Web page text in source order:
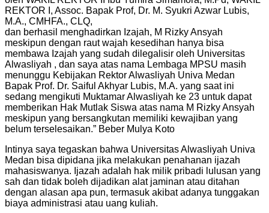
REKTOR I, Assoc. Bapak Prof, Dr. M. Syukri Azwar Lubis,
M.A., CMHFA., CLQ,
dan berhasil menghadirkan Izajah, M Rizky Ansyah
meskipun dengan raut wajah kesedihan hanya bisa
membawa Izajah yang sudah dilegalisir oleh Universitas
Alwasliyah , dan saya atas nama Lembaga MPSU masih
menunggu Kebijakan Rektor Alwasliyah Univa Medan
Bapak Prof. Dr. Saiful Akhyar Lubis, M.A. yang saat ini
sedang mengikuti Muktamar Alwasliyah ke 23 untuk dapat
memberikan Hak Mutlak Siswa atas nama M Rizky Ansyah
meskipun yang bersangkutan memiliki kewajiban yang
belum terselesaikan.” Beber Mulya Koto
Intinya saya tegaskan bahwa Universitas Alwasliyah Univa
Medan bisa dipidana jika melakukan penahanan ijazah
mahasiswanya. Ijazah adalah hak milik pribadi lulusan yang
sah dan tidak boleh dijadikan alat jaminan atau ditahan
dengan alasan apa pun, termasuk akibat adanya tunggakan
biaya administrasi atau uang kuliah.